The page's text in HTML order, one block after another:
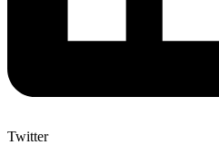
Twitter